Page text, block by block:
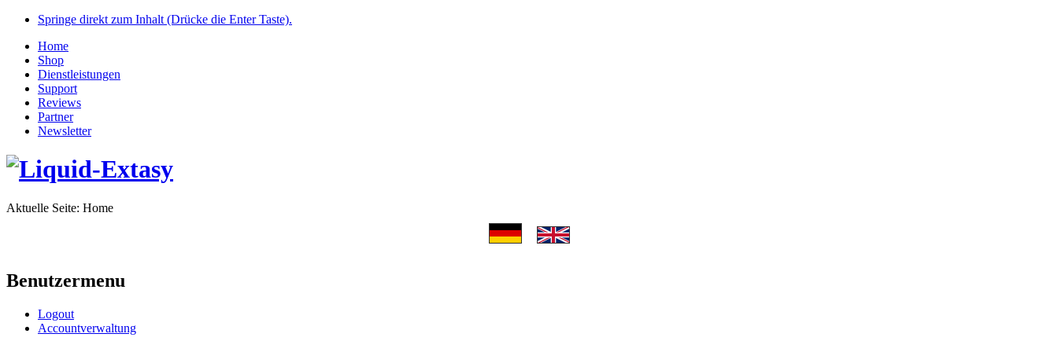
Springe direkt zum Inhalt (Drücke die Enter Taste).
Home
Shop
Dienstleistungen
Support
Reviews
Partner
Newsletter
Aktuelle Seite: Home
Benutzermenu
Logout
Accountverwaltung